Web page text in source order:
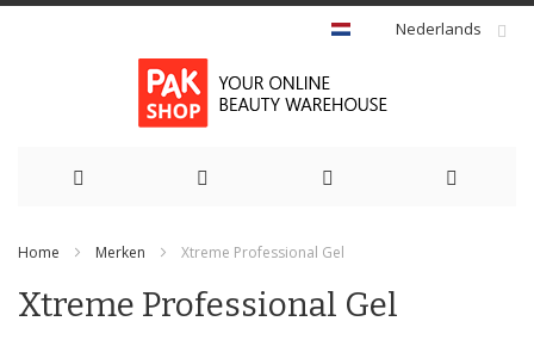
Nederlands
de
Home Merken Xtreme Professional Gel
Xtreme Professional Gel